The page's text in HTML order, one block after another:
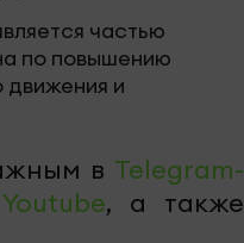
частью
по повышению
и
в Telegram-
Youtube, а также